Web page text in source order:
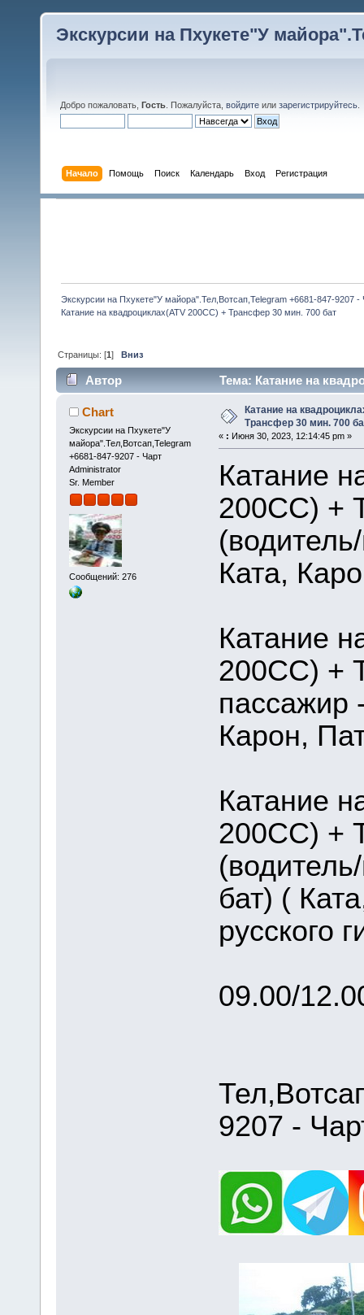
Экскурсии на Пхукете"У
Добро пожаловать, Гость . Пожалуйста, войдите или зарегистрируйтесь
Начало Помощь Поиск Календарь Вход Регистрация
Экскурсии на Пхукете"У майора".Тел,Вотсап,Telegram +6681-847-9207 -
Катание на квадроциклах(ATV 200CC) + Трансфер 30 мин. 700 бат
Страницы: [1]Вниз
Автор
Тема: Катание на
59188 раз)
Chart
Экскурсии на Пхукете"У
майора".Тел,Вотсап,Telegram
+6681-847-9207 - Чарт
Administrator
Sr. Member
Сообщений: 276
Катание на
Трансфер 30 мин. 700
« : Июня 30, 2023, 12:14:45 pm »
Катание
200CC) +
Ката,
Катание
200CC) +
пассажир
Карон,
Катание
200CC) +
бат) (
русского
09.00/
9207 -